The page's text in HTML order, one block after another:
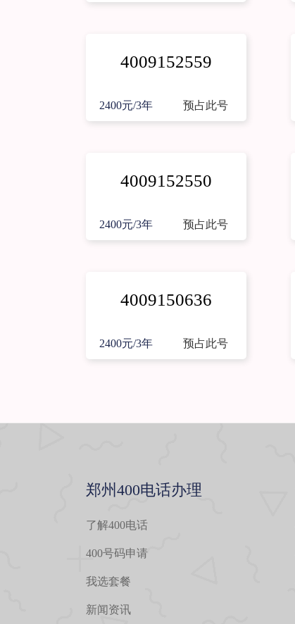
4009152559
2400元/3年 预占此号
4009152550
2400元/3年 预占此号
4009150636
2400元/3年 预占此号
郑州400电话办理
了解400电话
400号码申请
我选套餐
新闻资讯